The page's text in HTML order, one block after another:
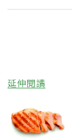
延伸閱讀